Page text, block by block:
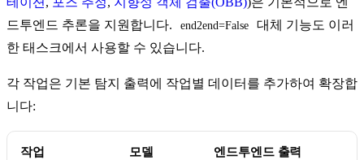
드투엔드 추론을 지원합니다.
end2end=False
대체 기능도 이러
한 태스크에서 사용할 수 있습니다.
각 작업은 기본 탐지 출력에 작업별 데이터를 추가하여 확장합
니다:
작업 모델 엔드투엔드 출력